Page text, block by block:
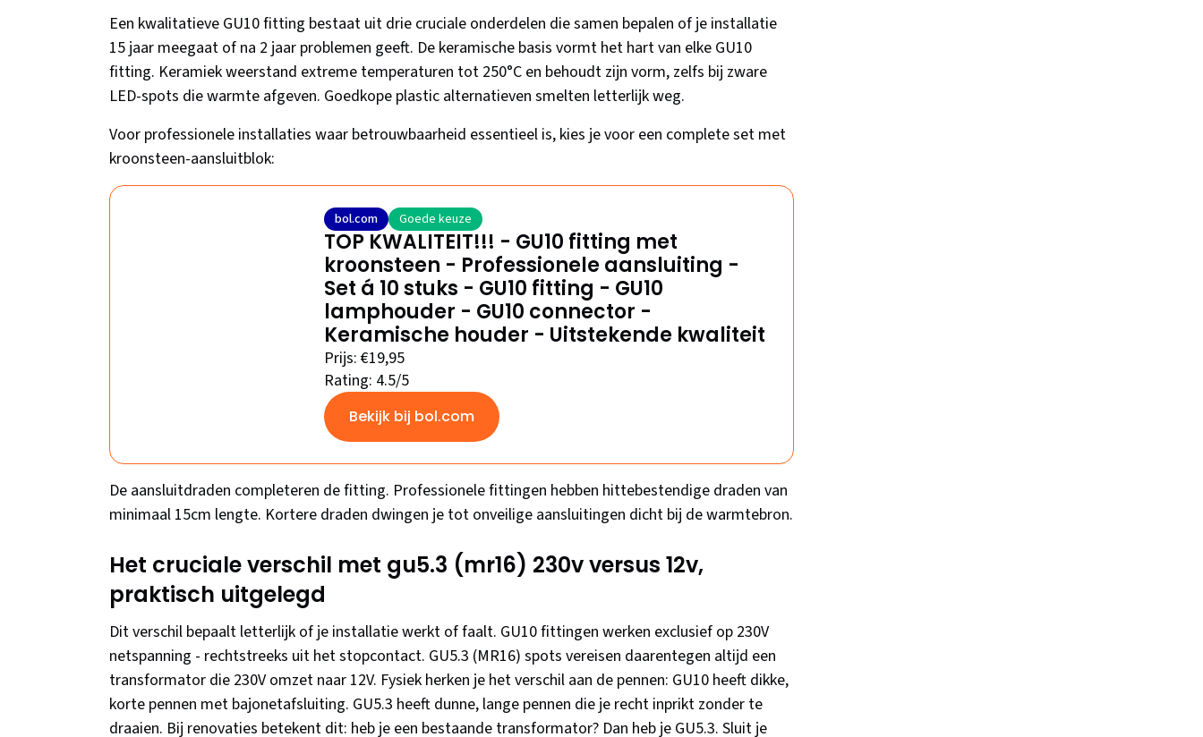
Een kwalitatieve GU10 fitting bestaat uit drie cruciale onderdelen die samen bepalen of je installatie
15 jaar meegaat of na 2 jaar problemen geeft. De keramische basis vormt het hart van elke GU10
fitting. Keramiek weerstand extreme temperaturen tot 250°C en behoudt zijn vorm, zelfs bij zware
LED-spots die warmte afgeven. Goedkope plastic alternatieven smelten letterlijk weg.
Voor professionele installaties waar betrouwbaarheid essentieel is, kies je voor een complete set met
kroonsteen-aansluitblok:
bol.com Goede keuze
TOP KWALITEIT!!! - GU10 fitting met
kroonsteen - Professionele aansluiting -
Set á 10 stuks - GU10 fitting - GU10
lamphouder - GU10 connector -
Keramische houder - Uitstekende kwaliteit
Prijs: €19,95
Rating: 4.5/5
Bekijk bij bol.com
De aansluitdraden completeren de fitting. Professionele fittingen hebben hittebestendige draden van
minimaal 15cm lengte. Kortere draden dwingen je tot onveilige aansluitingen dicht bij de warmtebron.
Het cruciale verschil met gu5.3 (mr16) 230v versus 12v,
praktisch uitgelegd
Dit verschil bepaalt letterlijk of je installatie werkt of faalt. GU10 fittingen werken exclusief op 230V
netspanning - rechtstreeks uit het stopcontact. GU5.3 (MR16) spots vereisen daarentegen altijd een
transformator die 230V omzet naar 12V. Fysiek herken je het verschil aan de pennen: GU10 heeft dikke,
korte pennen met bajonetafsluiting. GU5.3 heeft dunne, lange pennen die je recht inprikt zonder te
draaien. Bij renovaties betekent dit: heb je een bestaande transformator? Dan heb je GU5.3. Sluit je